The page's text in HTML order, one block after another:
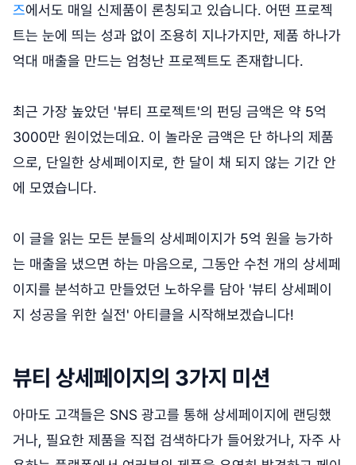
즈에서도 매일 신제품이 론칭되고 있습니다. 어떤 프로젝
트는 눈에 띄는 성과 없이 조용히 지나가지만, 제품 하나가
억대 매출을 만드는 엄청난 프로젝트도 존재합니다.
최근 가장 높았던 '뷰티 프로젝트'의 펀딩 금액은 약 5억
3000만 원이었는데요. 이 놀라운 금액은 단 하나의 제품
으로, 단일한 상세페이지로, 한 달이 채 되지 않는 기간 안
에 모였습니다.
이 글을 읽는 모든 분들의 상세페이지가 5억 원을 능가하
는 매출을 냈으면 하는 마음으로, 그동안 수천 개의 상세페
이지를 분석하고 만들었던 노하우를 담아 '뷰티 상세페이
지 성공을 위한 실전' 아티클을 시작해보겠습니다!
뷰티 상세페이지의 3가지 미션
아마도 고객들은 SNS 광고를 통해 상세페이지에 랜딩했
거나, 필요한 제품을 직접 검색하다가 들어왔거나, 자주 사